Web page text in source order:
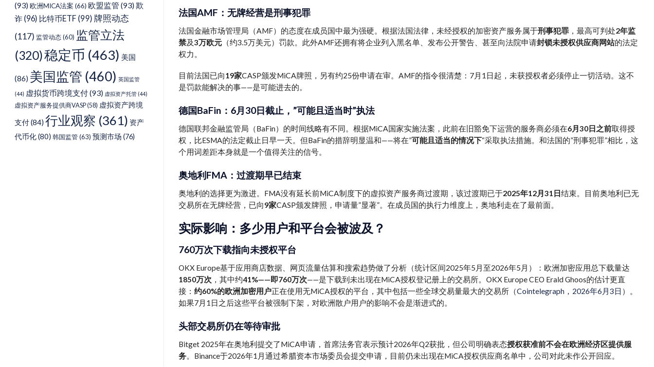
(93)欧洲MICA法案 (66) 欧盟监管 (93)欺
诈 (96) 比特币ETF (99) 牌照动态
(117) 监管动态(60) 监管立法
(320)稳定币 (463) 美国
(86) 美国监管 (460) 英国监管
(44) 虚拟货币跨境支付(93) 虚拟资产托管 (44)
虚拟资产服务提供商VASP(58) 虚拟资产跨境
支付(84) 行业观察 (361) 资产
代币化(80) 韩国监管(63) 预测市场 (76)
法国AMF：无牌经营是刑事犯罪
法国金融市场管理局（AMF）的态度在成员国中最为强硬。根据法国法律，未经授权的加密资产服务属于刑事犯罪 ，最高可判处2年监
禁及3万欧元 （约3.5万美元）罚款。此外AMF还拥有将企业列入黑名单、发布公开警告、甚至向法院申请封锁未授权供应商网站的法定
权力。
目前法国已向19家CASP颁发MiCA牌照，另有约25份申请在审。AMF的指令很清楚：7月1日起，未获授权者必须停止一切活动。这不
是罚款能解决的事——是可能进去的。
德国BaFin：6月30日截止，”可能且适当时”执法
德国联邦金融监管局（BaFin）的时间线略有不同。根据MiCA国家实施法案，此前在旧豁免下运营的服务商必须在6月30日之前取得授
权，比ESMA的法定截止日早一天。但BaFin的措辞明显温和——将在”可能且适当的情况下“采取执法措施。和法国的”刑事犯罪”相比，这
个用词差距本身就是一个值得关注的信号。
奥地利FMA：过渡期早已结束
奥地利的选择更为激进。FMA没有延长前MiCA制度下的虚拟资产服务商过渡期，该过渡期已于2025年12月31日结束。目前奥地利已无
交易所在无牌经营，已向9家CASP颁发牌照，申请量”显著”。在成员国的执行力维度上，奥地利走在了最前面。
实际影响：多少用户和平台会被波及？
760万次下载指向未授权平台
OKX Europe基于应用商店数据、网页流量估算和搜索趋势做了分析（统计区间2025年5月至2026年5月）：欧洲加密应用总下载量达
1850万次 ，其中约41%——即760万次——是下载到未出现在MiCA授权登记册上的交易所。OKX Europe CEO Erald Ghoos的估计更直
接： 约60%的欧洲加密用户正在使用无MiCA授权的平台，其中包括一些全球交易量最大的交易所（Cointelegraph，2026年6月3日 ）。
如果7月1日之后这些平台被强制下架，对欧洲散户用户的影响不会是渐进式的。
头部交易所仍在等待审批
Bitget 2025年在奥地利提交了MiCA申请，首席法务官表示预计2026年Q2获批，但公司明确表态授权获准前不会在欧洲经济区提供服
务。Binance于2026年1月通过希腊资本市场委员会提交申请，目前仍未出现在MiCA授权供应商名单中，公司对此未作公开回应。